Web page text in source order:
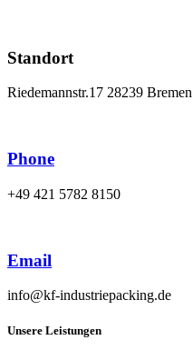
Standort
Riedemannstr.17 28239 Bremen
Phone
+49 421 5782 8150
Email
info@kf-industriepacking.de
Unsere Leistungen